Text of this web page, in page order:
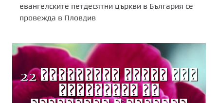
евангелските петдесятни църкви в България се
провежда в Пловдив